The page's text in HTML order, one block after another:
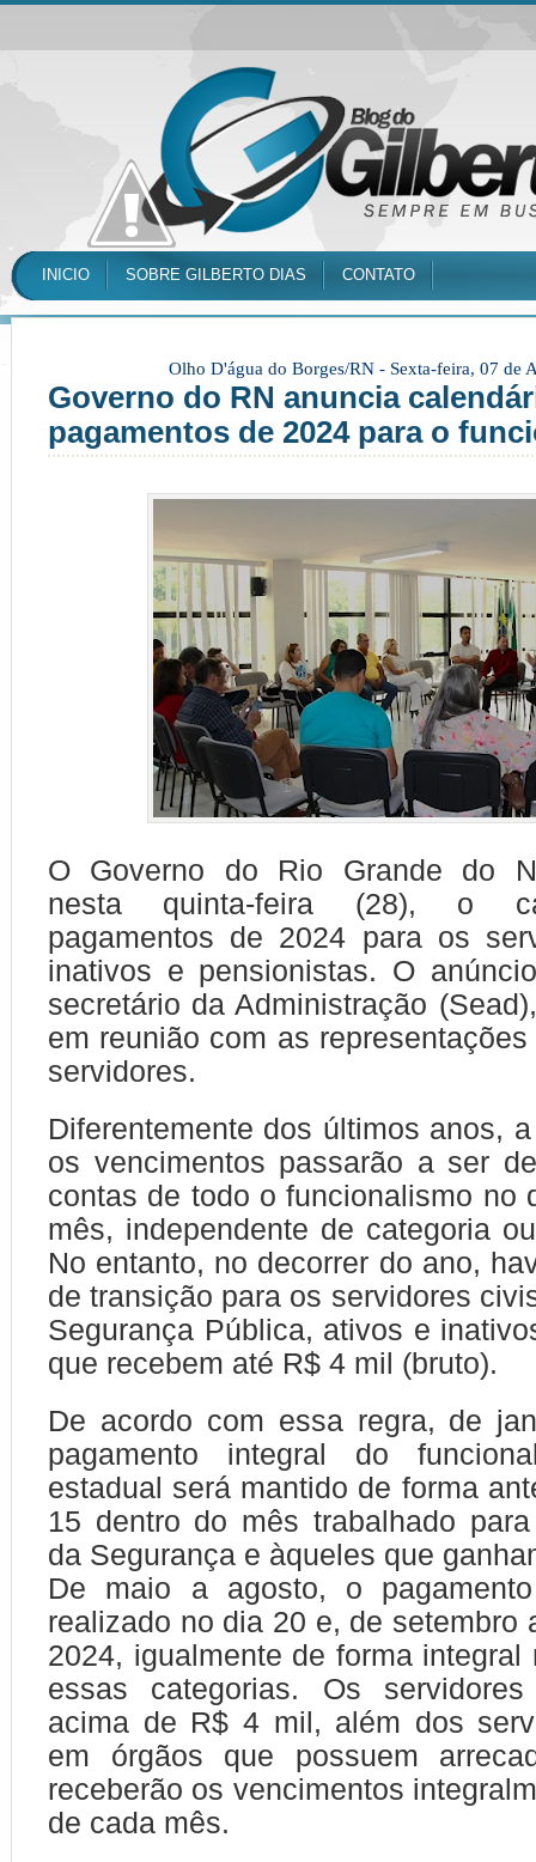
INICIO SOBRE GILBERTO DIAS CONTATO
Olho D'água do Borges/RN - Sexta-feira, 07 de
Governo do RN anuncia
pagamentos de 2024 para o
O Governo do Rio Grande do
nesta quinta-feira (28), o
pagamentos de 2024 para os
inativos e pensionistas. O
secretário da Administração
em reunião com as
servidores.
Diferentemente dos últimos anos,
os vencimentos passarão a ser
contas de todo o funcionalismo no
mês, independente de categoria
No entanto, no decorrer do ano,
de transição para os servidores
Segurança Pública, ativos e
que recebem até R$ 4 mil (bruto).
De acordo com essa regra, de
pagamento integral do
estadual será mantido de forma
15 dentro do mês trabalhado
da Segurança e àqueles que
De maio a agosto, o
realizado no dia 20 e, de setembro
2024, igualmente de forma integral
essas categorias. Os
acima de R$ 4 mil, além dos
em órgãos que possuem
receberão os vencimentos
de cada mês.